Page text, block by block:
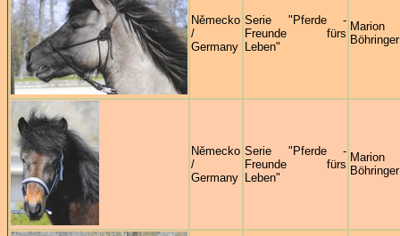
Německo
/
Germany
Serie "Pferde -
Freunde fürs
Leben"
Marion
Böhringer
Německo
/
Germany
Serie "Pferde -
Freunde fürs
Leben"
Marion
Böhringer